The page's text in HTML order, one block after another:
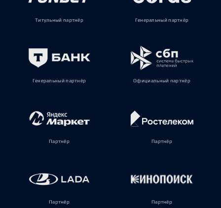
Титульный партнёр Генеральный партнёр
Генеральный партнёр Официальный партнёр
Партнёр Партнёр
Партнёр Партнёр